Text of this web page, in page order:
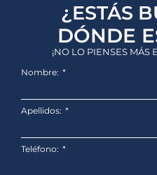
¿ESTÁS
DÓNDE
¡NO LO PIENSES MÁS E
Nombre:
Apellidos:
Teléfono: